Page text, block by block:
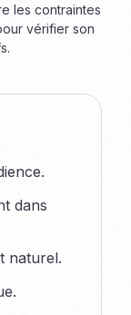
les contraintes
vérifier son
dans
naturel.